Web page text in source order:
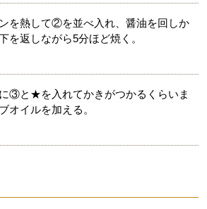
を熱して②を並べ入れ、醤油を回しか
を返しながら5分ほど焼く。
③と★を入れてかきがつかるくらいま
オイルを加える。